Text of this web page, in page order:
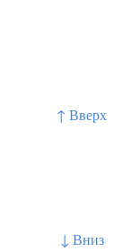
↑ Вверх
↓ Вниз